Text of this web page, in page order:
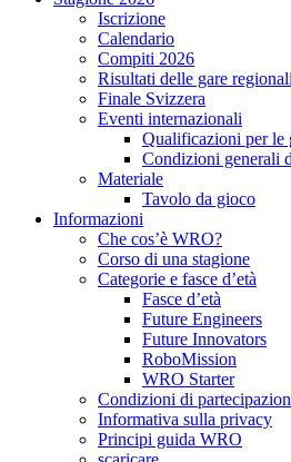
Iscrizione
Calendario
Compiti 2026
Risultati delle gare
Finale Svizzera
Eventi internazionali
Qualificazioni per le
Condizioni generali
Materiale
Tavolo da gioco
Informazioni
Che cos’è WRO?
Corso di una stagione
Categorie e fasce d’età
Fasce d’età
Future Engineers
Future Innovators
RoboMission
WRO Starter
Condizioni di
Informativa sulla privacy
Principi guida WRO